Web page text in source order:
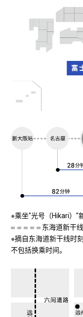
※乘坐"光号（Hikari）"
东海道新干线
※摘自东海道新干线时刻
不包括换乘时间。